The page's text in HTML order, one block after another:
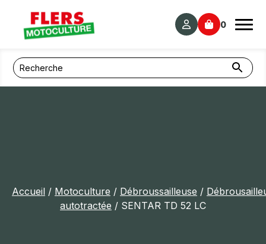
0
Accueil / Motoculture / Débroussailleuse /
autotractée / SENTAR TD 52 LC